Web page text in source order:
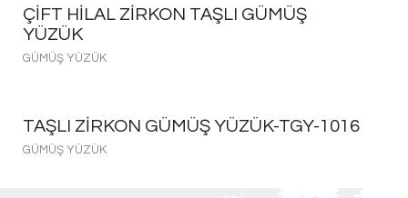
ÇIFT HILAL ZIRKON TAŞLI GÜMÜŞ
YÜZÜK
GÜMÜŞ YÜZÜK
TAŞLI ZIRKON GÜMÜŞ YÜZÜK-TGY-1016
GÜMÜŞ YÜZÜK